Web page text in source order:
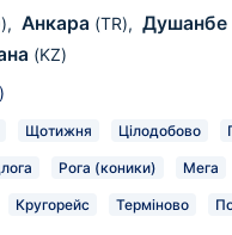
, Анкара (TR), Душанбе
(KZ)
)
Щотижня Цілодобово
Рога (коники) Мега
Кругорейс Терміново